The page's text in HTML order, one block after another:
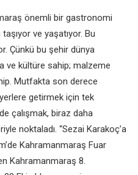
önemli bir gastronomi
ve yaşatıyor. Bu
Çünkü bu şehir dünya
ve kültüre sahip; malzeme
Mutfakta son derece
getirmek için tek
çalışmak, biraz daha
noktaladı. “Sezai Karakoç’a
Kahramanmaraş Fuar
Kahramanmaraş 8.